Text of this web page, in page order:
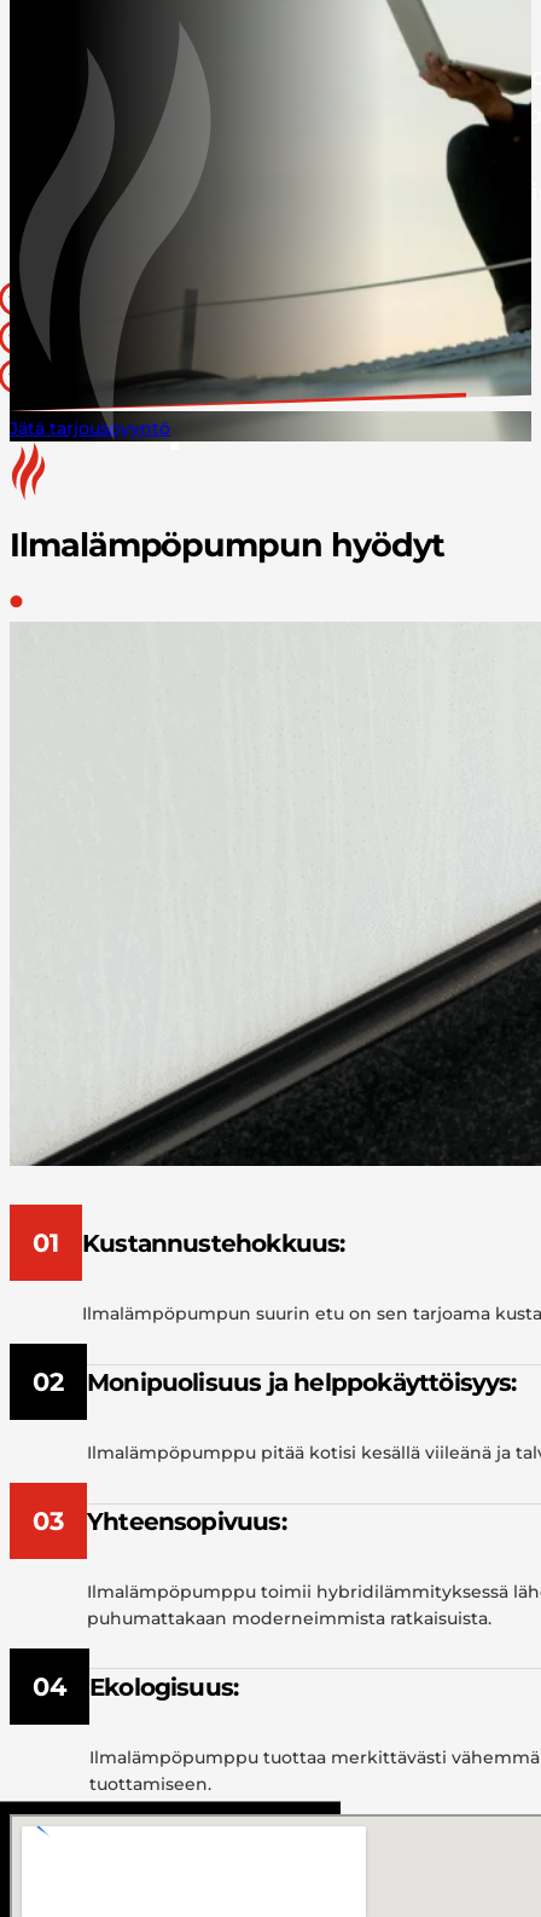
Ota yhteyttä jo tänään, ja suunnitellaan
energiatehokkain ratkaisu kotiisi.
leikkaa leijonanosan sähkölaskustasi sekä
hiilijalanjäljestäsi parantaen samalla
ympäri vuoden.
Kattava avaimet käteen -palvelu
Markkinoiden parhaat laitteet
Säästä lämmityskustannuksissa
Jätä tarjouspyyntö
Ilmalämpöpumpun hyödyt
01 Kustannustehokkuus:
Ilmalämpöpumpun suurin etu on sen tarjoama
02 Monipuolisuus ja helppokäyttöisyys:
Ilmalämpöpumppu pitää kotisi kesällä viileänä ja
03 Yhteensopivuus:
Ilmalämpöpumppu toimii hybridilämmityksessä
puhumattakaan moderneimmista ratkaisuista.
04 Ekologisuus:
Ilmalämpöpumppu tuottaa merkittävästi
tuottamiseen.